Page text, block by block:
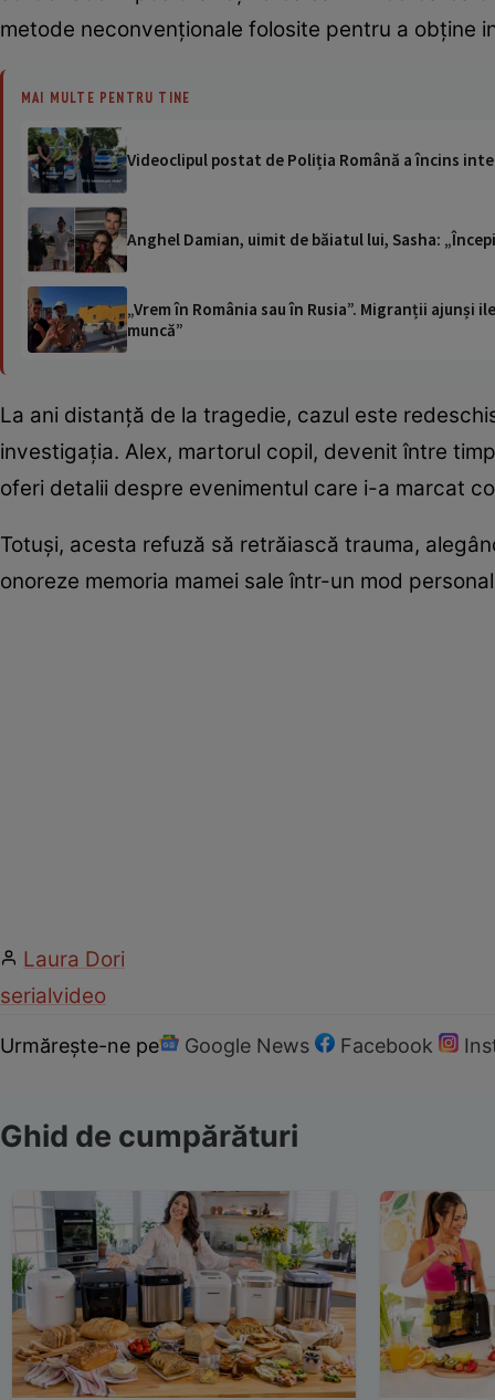
metode neconvenționale folosite pentru a obține
MAI MULTE PENTRU TINE
Videoclipul postat de Poliția Română a încins
Anghel Damian, uimit de băiatul lui, Sasha:
„Vrem în România sau în Rusia”. Migranții ajunși
muncă”
La ani distanță de la tragedie, cazul este
investigația. Alex, martorul copil, devenit între
oferi detalii despre evenimentul care i-a marcat
Totuși, acesta refuză să retrăiască trauma,
onoreze memoria mamei sale într-un mod
Laura Dori
serialvideo
Urmărește-ne pe Google News Facebook
Ghid de cumpărături